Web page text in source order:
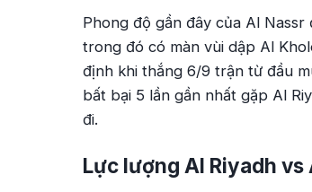
Phong độ gần đây của Al
trong đó có màn vùi dập Al
định khi thắng 6/9 trận từ đầu
bất bại 5 lần gần nhất gặp Al
đi.
Lực lượng Al Riyadh vs